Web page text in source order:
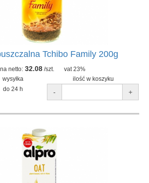
Tchibo Family 200g
netto: 32.08 /szt.
vat 23%
wysyłka
ilość w koszyku
do 24 h
- +